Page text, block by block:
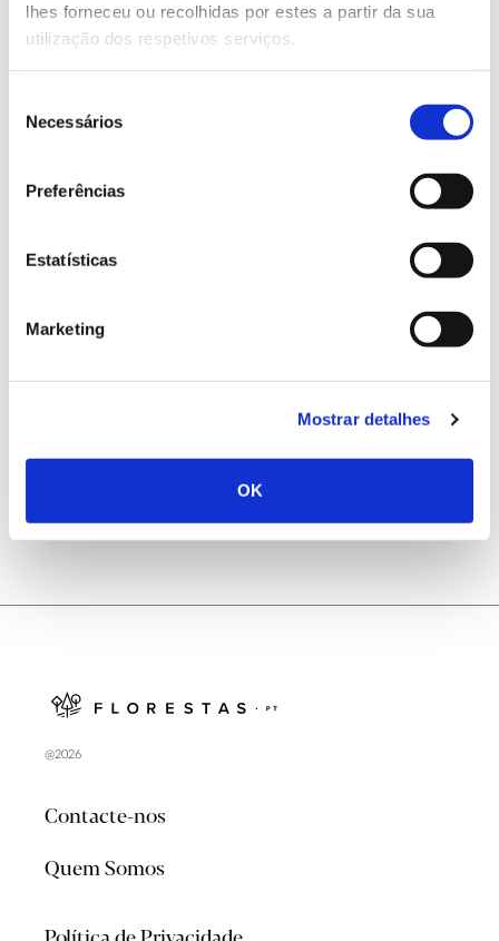
lhes forneceu ou recolhidas por estes a partir da sua
utilização dos respetivos serviços.
Necessários
Preferências
Estatísticas
Marketing
Mostrar detalhes
OK
Genoma do priolo e de outras espécies em risco:
conhecer para conservar
Registar galhas de Trichi em acácia-das-espigas:
@2026
Contacte-nos
Quem Somos